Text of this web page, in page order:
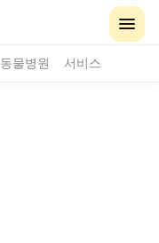
동물병원 서비스